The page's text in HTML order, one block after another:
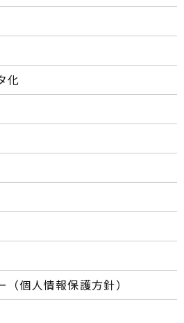
化
個人情報保護方針）